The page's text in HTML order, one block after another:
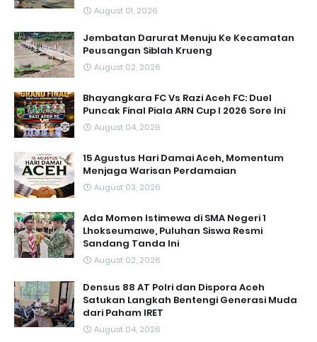
August 01, 2026
Jembatan Darurat Menuju Ke Kecamatan
Peusangan Siblah Krueng
August 02, 2026
Bhayangkara FC Vs Razi Aceh FC: Duel
Puncak Final Piala ARN Cup I 2026 Sore Ini
August 04, 2026
15 Agustus Hari Damai Aceh, Momentum
Menjaga Warisan Perdamaian
August 03, 2026
Ada Momen Istimewa di SMA Negeri 1
Lhokseumawe, Puluhan Siswa Resmi
Sandang Tanda Ini
August 02, 2026
Densus 88 AT Polri dan Dispora Aceh
Satukan Langkah Bentengi Generasi Muda
dari Paham IRET
August 04, 2026